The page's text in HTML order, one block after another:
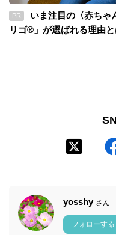
PR
いま注目の〈赤ちゃ
リゴ®」が選ばれる理由と
yosshy さん
フォローする